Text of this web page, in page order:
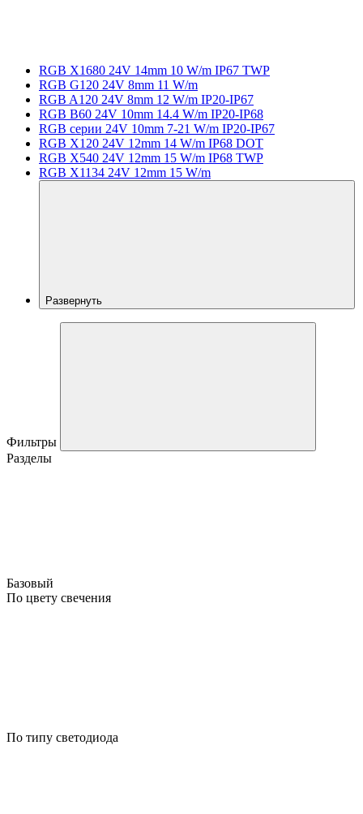
RGB X1680 24V 14mm 10 W/m IP67 TWP
RGB G120 24V 8mm 11 W/m
RGB A120 24V 8mm 12 W/m IP20-IP67
RGB B60 24V 10mm 14.4 W/m IP20-IP68
RGB серии 24V 10mm 7-21 W/m IP20-IP67
RGB X120 24V 12mm 14 W/m IP68 DOT
RGB X540 24V 12mm 15 W/m IP68 TWP
RGB X1134 24V 12mm 15 W/m
Развернуть
Фильтры
Разделы
Базовый
По цвету свечения
По типу светодиода